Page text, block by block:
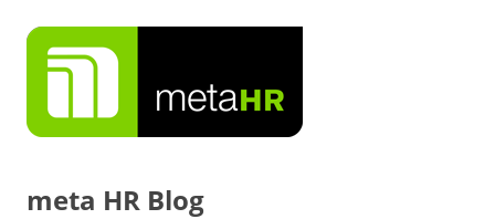
Inhalt
springen
meta HR Blog